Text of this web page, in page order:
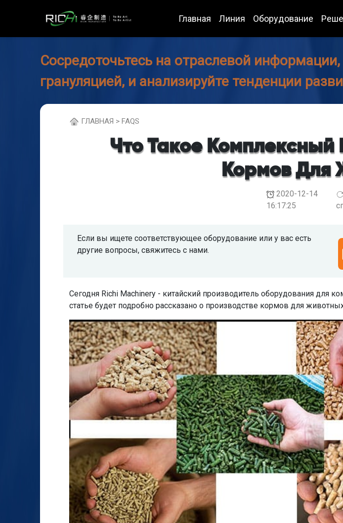
Главная Линия Оборудование
Сосредоточьтесь на отраслевой
грануляцией, и анализируйте тенденции
ГЛABHAЯ > FAQS
Что Такое Комплексный
Кормов Для
2020-12-14
16:17:25
Если вы ищете соответствующее оборудование или у вас есть
другие вопросы, свяжитесь с нами.
Сегодня Richi Machinery - китайский производитель оборудования для
статье будет подробно рассказано о производстве кормов для